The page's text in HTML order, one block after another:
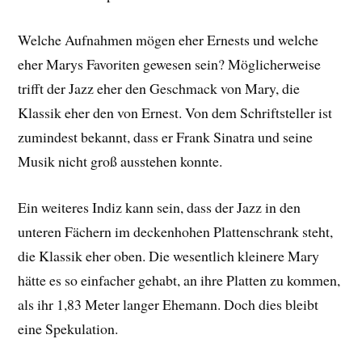
Welche Aufnahmen mögen eher Ernests und welche
eher Marys Favoriten gewesen sein? Möglicherweise
trifft der Jazz eher den Geschmack von Mary, die
Klassik eher den von Ernest. Von dem Schriftsteller ist
zumindest bekannt, dass er Frank Sinatra und seine
Musik nicht groß ausstehen konnte.
Ein weiteres Indiz kann sein, dass der Jazz in den
unteren Fächern im deckenhohen Plattenschrank steht,
die Klassik eher oben. Die wesentlich kleinere Mary
hätte es so einfacher gehabt, an ihre Platten zu kommen,
als ihr 1,83 Meter langer Ehemann. Doch dies bleibt
eine Spekulation.